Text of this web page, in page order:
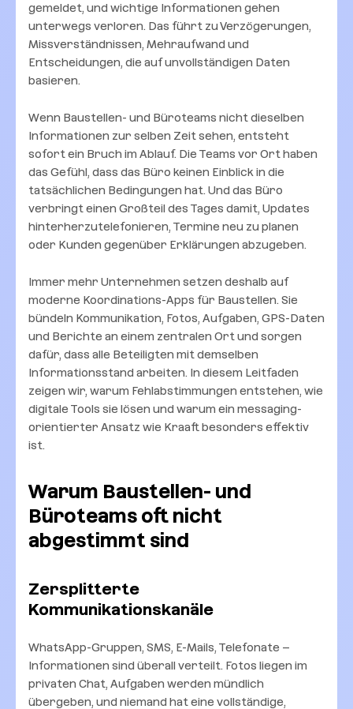
gemeldet, und wichtige Informationen gehen
unterwegs verloren. Das führt zu Verzögerungen,
Missverständnissen, Mehraufwand und
Entscheidungen, die auf unvollständigen Daten
basieren.
Wenn Baustellen- und Büroteams nicht dieselben
Informationen zur selben Zeit sehen, entsteht
sofort ein Bruch im Ablauf. Die Teams vor Ort haben
das Gefühl, dass das Büro keinen Einblick in die
tatsächlichen Bedingungen hat. Und das Büro
verbringt einen Großteil des Tages damit, Updates
hinterherzutelefonieren, Termine neu zu planen
oder Kunden gegenüber Erklärungen abzugeben.
Immer mehr Unternehmen setzen deshalb auf
moderne Koordinations-Apps für Baustellen. Sie
bündeln Kommunikation, Fotos, Aufgaben, GPS-Daten
und Berichte an einem zentralen Ort und sorgen
dafür, dass alle Beteiligten mit demselben
Informationsstand arbeiten. In diesem Leitfaden
zeigen wir, warum Fehlabstimmungen entstehen, wie
digitale Tools sie lösen und warum ein messaging-
orientierter Ansatz wie Kraaft besonders effektiv
ist.
Warum Baustellen- und
Büroteams oft nicht
abgestimmt sind
Zersplitterte
Kommunikationskanäle
WhatsApp-Gruppen, SMS, E-Mails, Telefonate –
Informationen sind überall verteilt. Fotos liegen im
privaten Chat, Aufgaben werden mündlich
übergeben, und niemand hat eine vollständige,